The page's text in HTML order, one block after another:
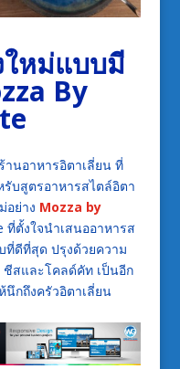
หม่แบบมี
By
านอาหารอิตาเลี่ยน ที่
บสูตรอาหารสไตล์อิตา
อย่าง Mozza by
ตั้งใจนำเสนออาหารส
ที่ดีที่สุด ปรุงด้วยความ
สและโคลด์คัท เป็นอีก
นึกถึงครัวอิตาเลี่ยน